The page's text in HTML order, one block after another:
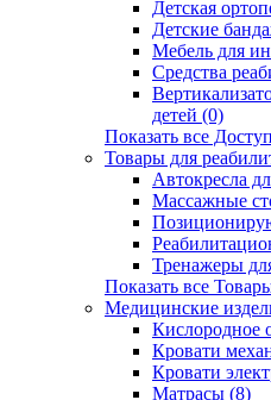
Детская
Детские
Мебель для
Средства
детей (0)
Показать все
Товары для
Автокресла
Массажные
Тренажеры
Показать все
Медицинские
Кислородное
Кровати
Кровати
Матрасы (8)